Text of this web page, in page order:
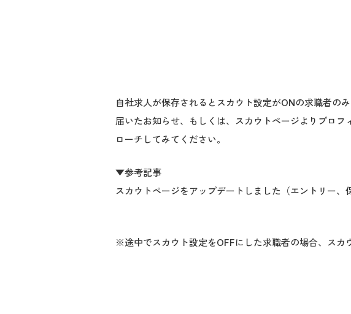
自社求人が保存されるとスカウト設定がONの求職者のみ
届いたお知らせ、もしくは、スカウトページよりプロ
ローチしてみてください。
▼参考記事
スカウトページをアップデートしました（エントリー、
※途中でスカウト設定をOFFにした求職者の場合、スカ